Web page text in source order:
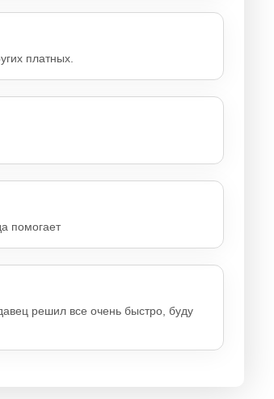
платных.
помогает
решил все очень быстро, буду